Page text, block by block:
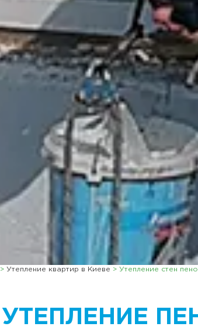
> Утепление квартир в Киеве > Утепление стен
УТЕПЛЕНИЕ